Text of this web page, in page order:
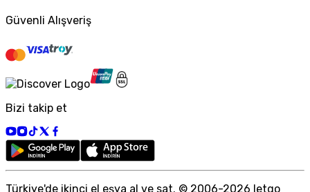
Güvenli Alışveriş
Bizi takip et
Türkiye'de ikinci el eşya al ve sat. © 2006-2026 letgo